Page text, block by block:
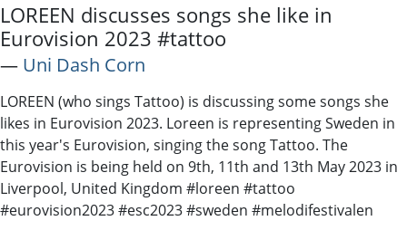
LOREEN discusses songs she like in
Eurovision 2023 #tattoo
― Uni Dash Corn
LOREEN (who sings Tattoo) is discussing some songs she
likes in Eurovision 2023. Loreen is representing Sweden in
this year's Eurovision, singing the song Tattoo. The
Eurovision is being held on 9th, 11th and 13th May 2023 in
Liverpool, United Kingdom #loreen #tattoo
#eurovision2023 #esc2023 #sweden #melodifestivalen